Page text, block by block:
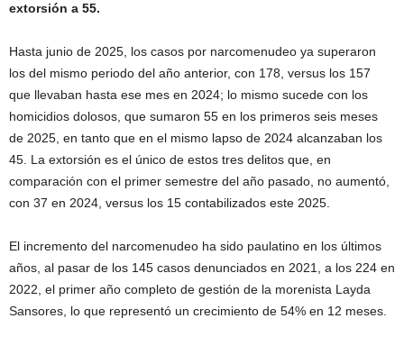
extorsión a 55.
Hasta junio de 2025, los casos por narcomenudeo ya superaron
los del mismo periodo del año anterior, con 178, versus los 157
que llevaban hasta ese mes en 2024; lo mismo sucede con los
homicidios dolosos, que sumaron 55 en los primeros seis meses
de 2025, en tanto que en el mismo lapso de 2024 alcanzaban los
45. La extorsión es el único de estos tres delitos que, en
comparación con el primer semestre del año pasado, no aumentó,
con 37 en 2024, versus los 15 contabilizados este 2025.
El incremento del narcomenudeo ha sido paulatino en los últimos
años, al pasar de los 145 casos denunciados en 2021, a los 224 en
2022, el primer año completo de gestión de la morenista Layda
Sansores, lo que representó un crecimiento de 54% en 12 meses.